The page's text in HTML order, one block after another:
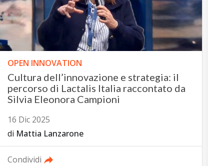
OPEN INNOVATION
Cultura dell’innovazione e strategia: il
percorso di Lactalis Italia raccontato da
Silvia Eleonora Campioni
16 Dic 2025
di Mattia Lanzarone
Condividi